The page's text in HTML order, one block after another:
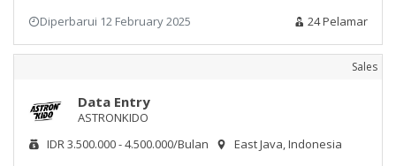
Diperbarui 12 February 2025
24 Pelamar
Sales
Data Entry
ASTRONKIDO
IDR 3.500.000 - 4.500.000/Bulan
East Java, Indonesia